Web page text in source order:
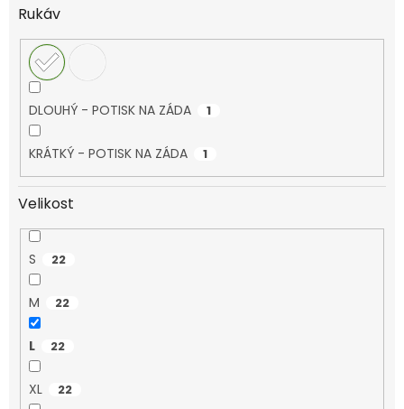
Rukáv
DLOUHÝ - POTISK NA ZÁDA 1
KRÁTKÝ - POTISK NA ZÁDA 1
Velikost
S 22
M 22
L 22
XL 22